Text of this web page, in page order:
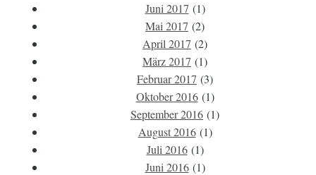
Juni 2017 (1)
Mai 2017 (2)
April 2017 (2)
März 2017 (1)
Februar 2017 (3)
Oktober 2016(1)
September 2016 (1)
August 2016(1)
Juli 2016(1)
Juni 2016(1)